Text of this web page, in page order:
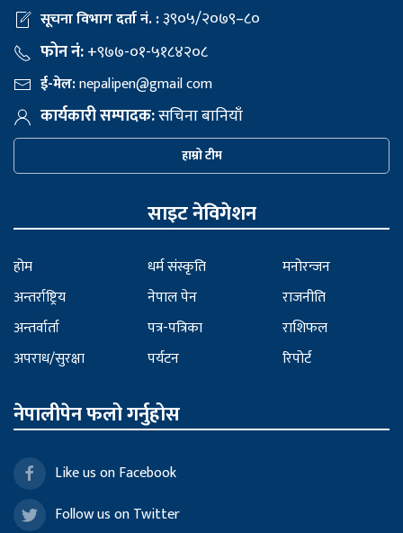
सूचना विभाग दर्ता नं. :३९०५/२०७९–८०
फोन नं:+९७७-०१-५१८४२०८
ई-मेल:nepalipen@gmail com
कार्यकारी सम्पादक:सचिना बानियाँ
हाम्रो टीम
साइट नेविगेशन
होम
अन्तर्राष्ट्रिय
अन्तर्वार्ता
अपराध/सुरक्षा
धर्म संस्कृति
नेपाल पेन
पत्र-पत्रिका
पर्यटन
मनोरन्जन
राजनीति
राशिफल
रिपोर्ट
नेपालीपेन फलो गर्नुहोस
Like us on Facebook
Follow us on Twitter